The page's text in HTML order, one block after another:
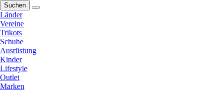
Suchen
Länder
Vereine
Trikots
Schuhe
Ausrüstung
Kinder
Lifestyle
Outlet
Marken